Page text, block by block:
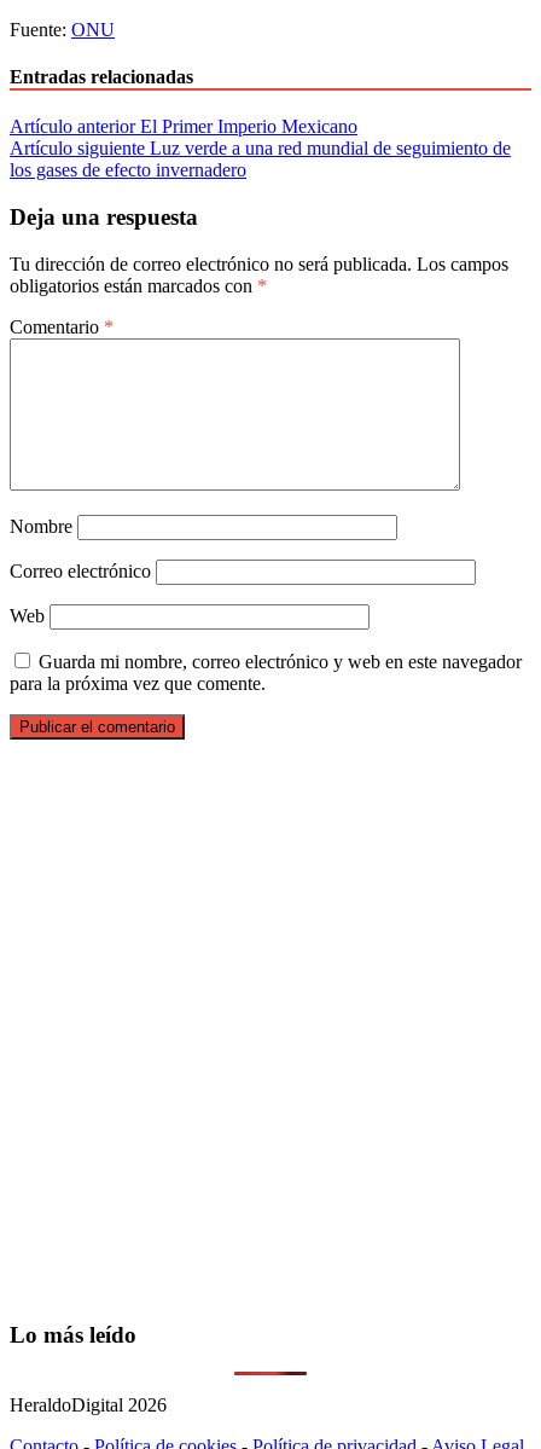
Fuente: ONU
Entradas relacionadas
Navegación
de
Artículo anterior El Primer Imperio Mexicano
Artículo siguiente Luz verde a una red mundial de seguimiento de
los gases de efecto invernadero
Deja una respuesta
Tu dirección de correo electrónico no será publicada. Los campos
obligatorios están marcados con *
Comentario *
Nombre
Correo electrónico
Web
Guarda mi nombre, correo electrónico y web en este navegador
para la próxima vez que comente.
Lo más leído
HeraldoDigital 2026